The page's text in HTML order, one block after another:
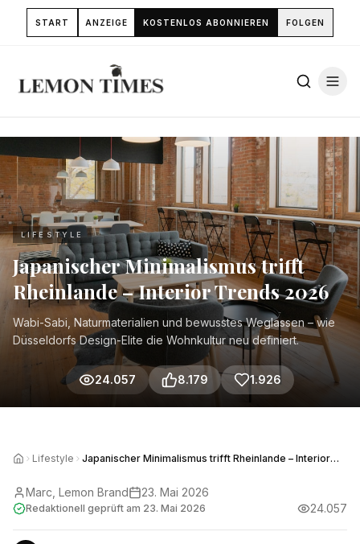
START ANZEIGE KOSTENLOS ABONNIEREN FOLGEN
LIFESTYLE
Japanischer Minimalismus trifft
Rheinlande – Interior Trends 2026
Wabi-Sabi, Naturmaterialien und bewusstes Weglassen – wie
Düsseldorfs Design-Elite die Wohnkultur neu definiert.
24.057 8.179 1.926
Lifestyle
Japanischer Minimalismus trifft Rheinlande – Interior
Marc, Lemon Brand 23. Mai 2026
Redaktionell geprüft am 23. Mai 2026 24.057